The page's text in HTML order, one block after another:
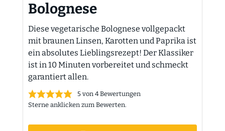
Bolognese
Diese vegetarische Bolognese vollgepackt
mit braunen Linsen, Karotten und Paprika ist
ein absolutes Lieblingsrezept! Der Klassiker
ist in 10 Minuten vorbereitet und schmeckt
garantiert allen.
5von 4Bewertungen
Sterne anklicken zum Bewerten.